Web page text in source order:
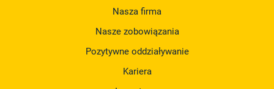
Nasza firma
Nasze zobowiązania
Pozytywne oddziaływanie
Kariera